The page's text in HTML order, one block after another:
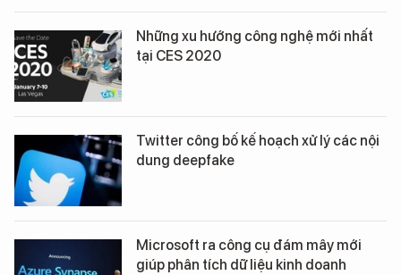
Những xu hướng công nghệ mới nhất
tại CES 2020
Twitter công bố kế hoạch xử lý các nội
dung deepfake
Microsoft ra công cụ đám mây mới
giúp phân tích dữ liệu kinh doanh